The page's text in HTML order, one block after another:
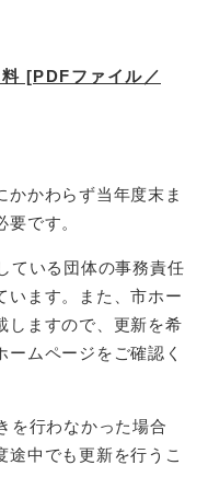
[PDFファイル／
かかわらず当年度末ま
です。
ている団体の事務責任
います。また、市ホー
しますので、更新を希
ムページをご確認く
を行わなかった場合
途中でも更新を行うこ